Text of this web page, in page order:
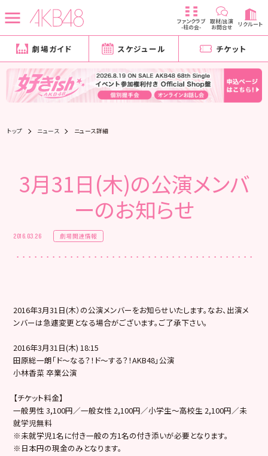
ファンクラブ
-柱の会-
取材/出演
お問合せ リクルート
劇場ガイド スケジュール チケット
トップ ニュース ニュース詳細
3月31日(木)の公演メンバ
ーのお知らせ
2016.03.26 劇場関連情報
2016年3月31日(木）の公演メンバーをお知らせいたします。なお、出演メ
ンバーは急遽変更となる場合がございます。ご了承下さい。
2016年3月31日(木) 18:15
田原総一朗「ド～なる？！ド～する？！AKB48」公演
小林香菜 卒業公演
【チケット料金】
一般男性 3,100円／一般女性 2,100円／小学生～高校生 2,100円／未
就学児無料
※未就学児1名に付き一般の方1名の付き添いが必要となります。
※日本円の現金のみとなります。